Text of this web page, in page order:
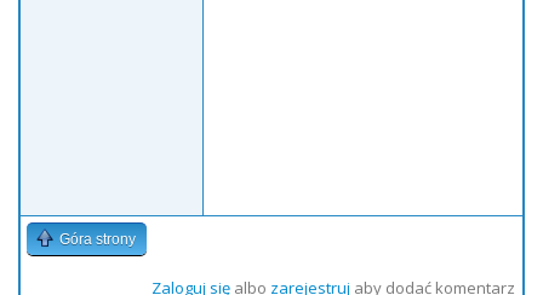
Góra strony
Zaloguj sięalbo zarejestruj aby dodać komentarz